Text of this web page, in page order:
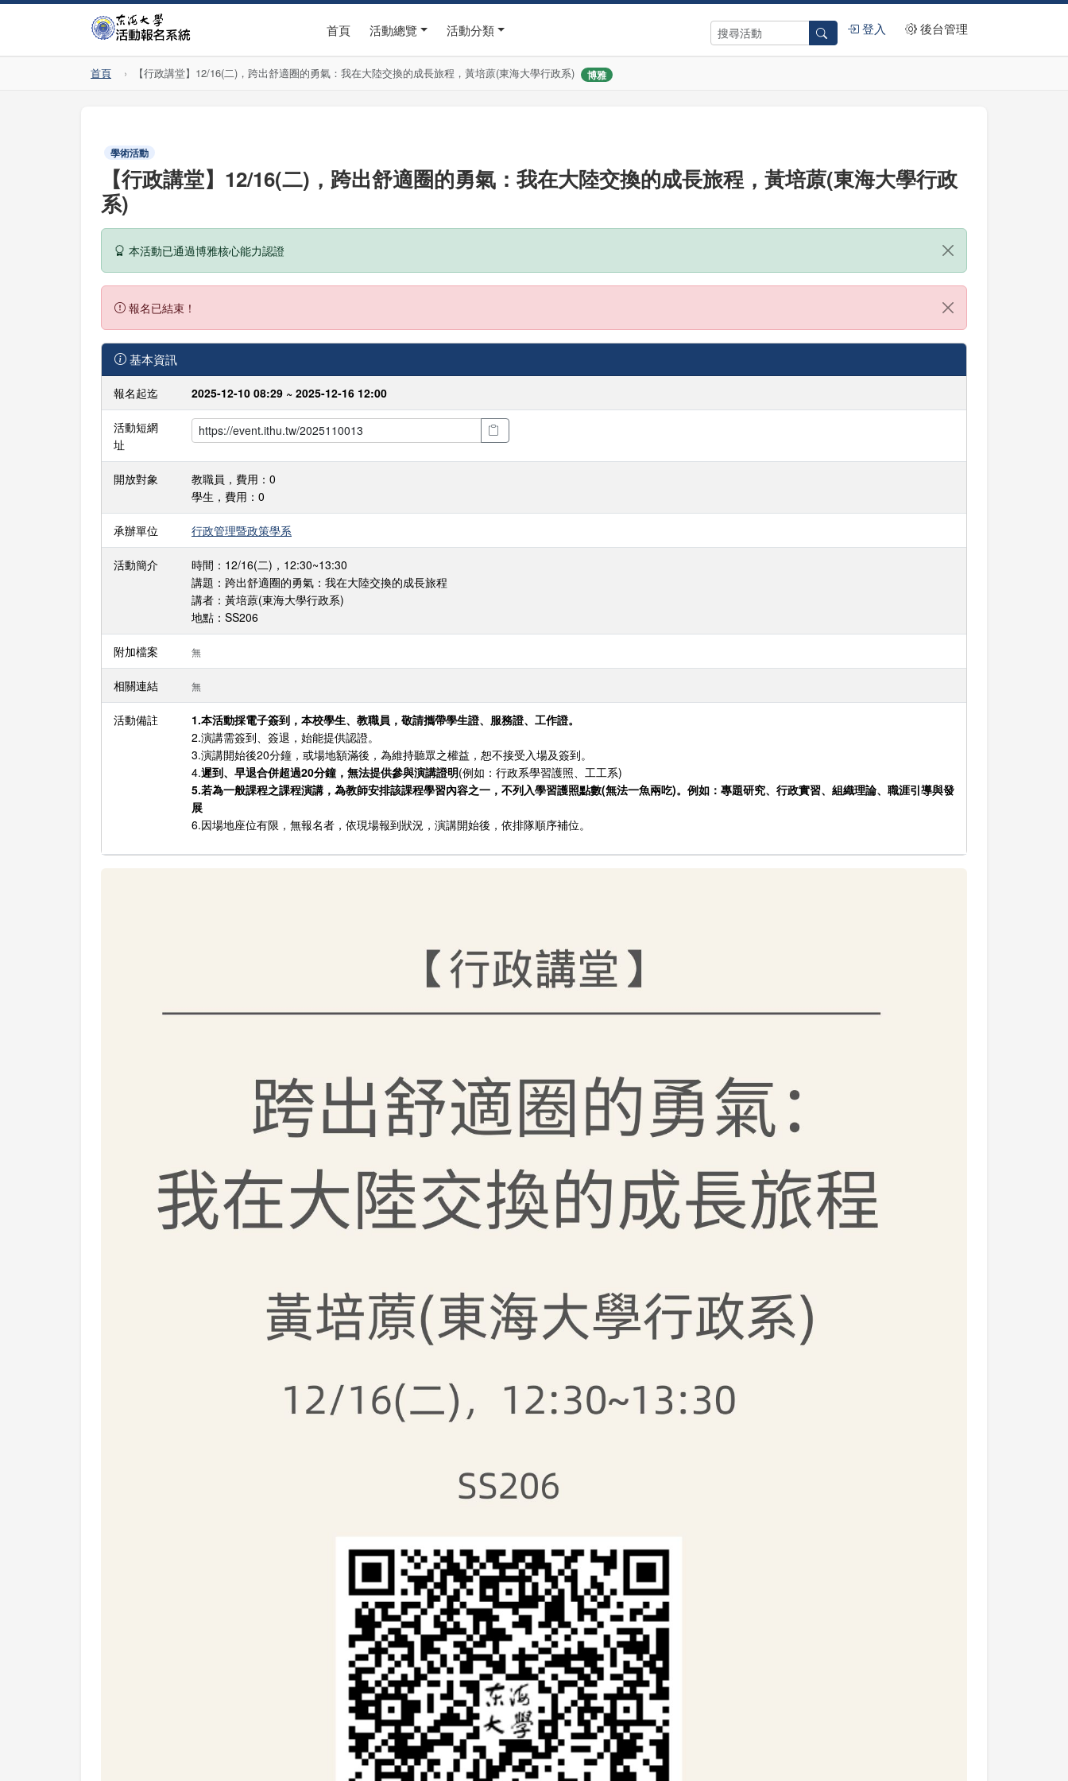
首頁 活動總覽 活動分類 登入 後台管理
首頁 【行政講堂】12/16(二)，跨出舒適圈的勇氣：我在大陸交換的成長旅程，黃培蒝(東海大學行政系) 博雅
學術活動
【行政講堂】12/16(二)，跨出舒適圈的勇氣：我在大陸交換的成長旅程，黃培蒝(東海大學行政
系)
本活動已通過博雅核心能力認證
報名已結束！
基本資訊
報名起迄 2025-12-10 08:29 ~ 2025-12-16 12:00
活動短網
址
開放對象
教職員，費用：0
學生，費用：0
承辦單位 行政管理暨政策學系
活動簡介
時間：12/16(二)，12:30~13:30
講題：跨出舒適圈的勇氣：我在大陸交換的成長旅程
講者：黃培蒝(東海大學行政系)
地點：SS206
附加檔案 無
相關連結 無
活動備註
1.本活動採電子簽到，本校學生、教職員，敬請攜帶學生證、服務證、工作證。
2.演講需簽到、簽退，始能提供認證。
3.演講開始後20分鐘，或場地額滿後，為維持聽眾之權益，恕不接受入場及簽到。
4.遲到、早退合併超過20分鐘，無法提供參與演講證明(例如：行政系學習護照、工工系)
5.若為一般課程之課程演講，為教師安排該課程學習內容之一，不列入學習護照點數(無法一魚兩吃)。例如：專題研究、行政實習、組織理論、職涯引導與發
展
6.因場地座位有限，無報名者，依現場報到狀況，演講開始後，依排隊順序補位。